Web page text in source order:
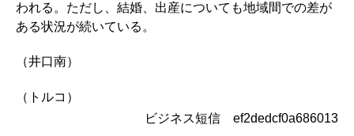
われる。ただし、結婚、出産についても地域間での差が
ある状況が続いている。
（井口南）
（トルコ）
ビジネス短信 ef2dedcf0a686013